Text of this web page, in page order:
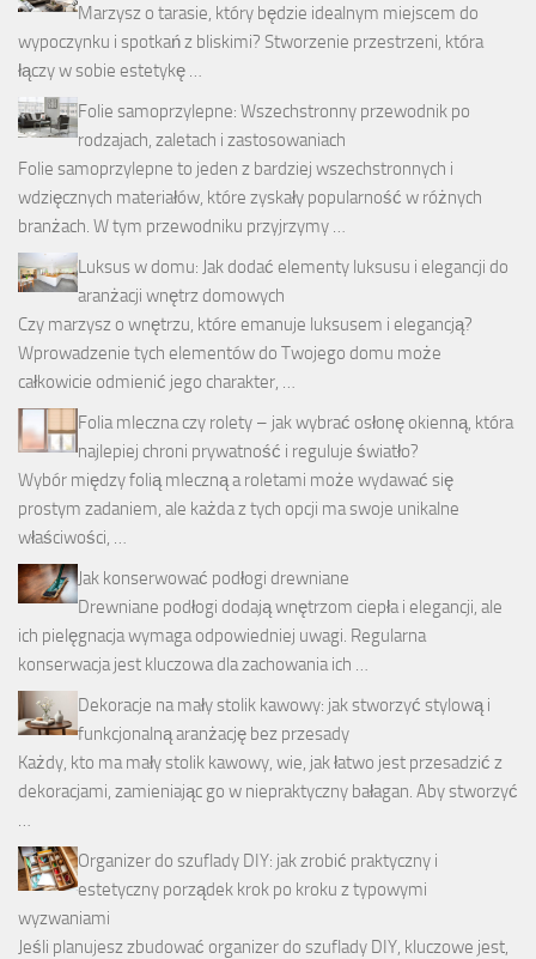
Marzysz o tarasie, który będzie idealnym miejscem do
wypoczynku i spotkań z bliskimi? Stworzenie przestrzeni, która
łączy w sobie estetykę …
Folie samoprzylepne: Wszechstronny przewodnik po
rodzajach, zaletach i zastosowaniach
Folie samoprzylepne to jeden z bardziej wszechstronnych i
wdzięcznych materiałów, które zyskały popularność w różnych
branżach. W tym przewodniku przyjrzymy …
Luksus w domu: Jak dodać elementy luksusu i elegancji do
aranżacji wnętrz domowych
Czy marzysz o wnętrzu, które emanuje luksusem i elegancją?
Wprowadzenie tych elementów do Twojego domu może
całkowicie odmienić jego charakter, …
Folia mleczna czy rolety – jak wybrać osłonę okienną, która
najlepiej chroni prywatność i reguluje światło?
Wybór między folią mleczną a roletami może wydawać się
prostym zadaniem, ale każda z tych opcji ma swoje unikalne
właściwości, …
Jak konserwować podłogi drewniane
Drewniane podłogi dodają wnętrzom ciepła i elegancji, ale
ich pielęgnacja wymaga odpowiedniej uwagi. Regularna
konserwacja jest kluczowa dla zachowania ich …
Dekoracje na mały stolik kawowy: jak stworzyć stylową i
funkcjonalną aranżację bez przesady
Każdy, kto ma mały stolik kawowy, wie, jak łatwo jest przesadzić z
dekoracjami, zamieniając go w niepraktyczny bałagan. Aby stworzyć
Organizer do szuflady DIY: jak zrobić praktyczny i
estetyczny porządek krok po kroku z typowymi
wyzwaniami
Jeśli planujesz zbudować organizer do szuflady DIY, kluczowe jest,